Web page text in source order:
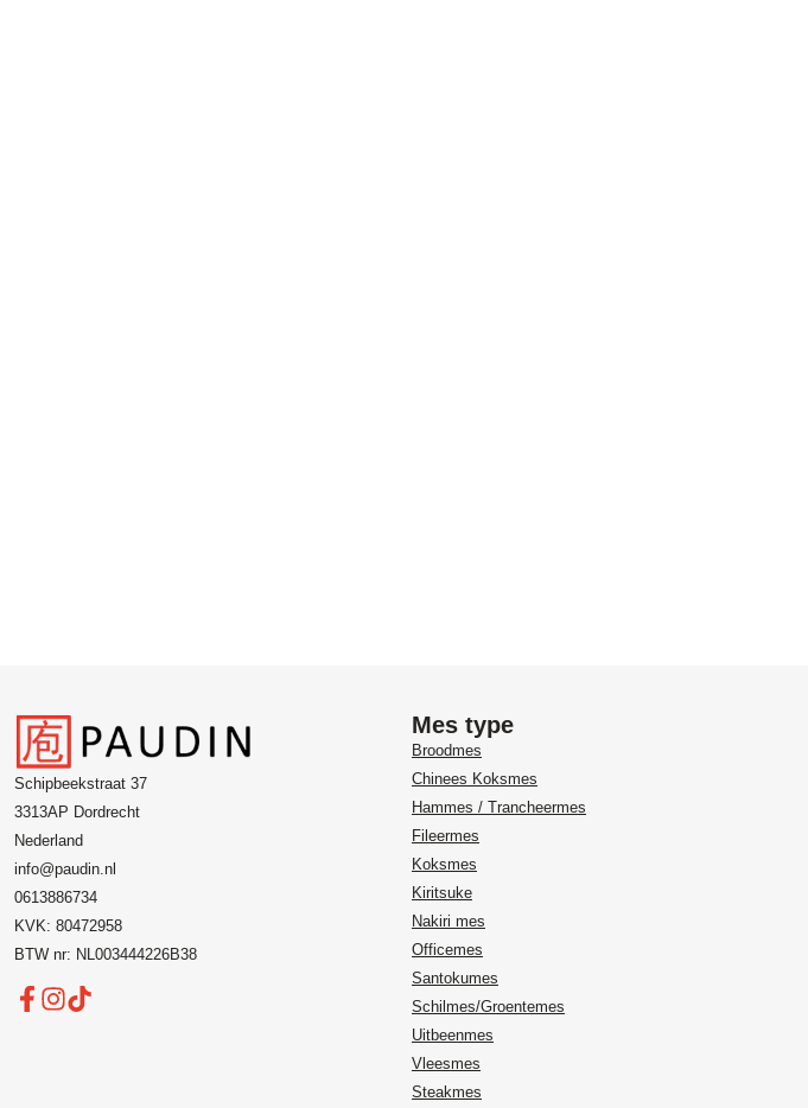
Schipbeekstraat 37
3313AP Dordrecht
Nederland
info@paudin.nl
0613886734
KVK: 80472958
BTW nr: NL003444226B38
Mes type
Broodmes
Chinees Koksmes
Hammes / Trancheermes
Fileermes
Koksmes
Kiritsuke
Nakiri mes
Officemes
Santokumes
Schilmes/Groentemes
Uitbeenmes
Vleesmes
Steakmes